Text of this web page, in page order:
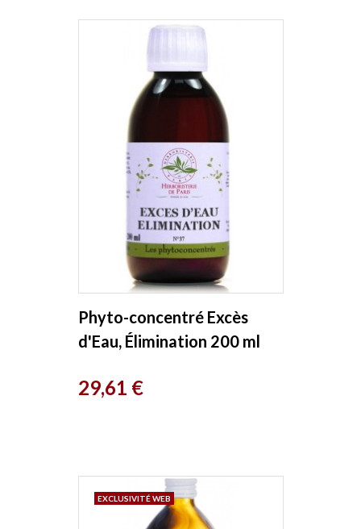
Phyto-concentré Excès
d'Eau, Élimination 200 ml
Prix
29,61 €
EXCLUSIVITÉ WEB